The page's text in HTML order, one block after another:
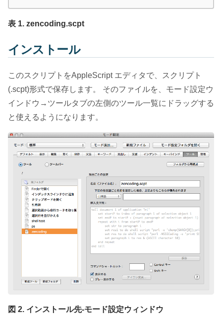
表 1. zencoding.scpt
インストール
このスクリプトをAppleScript エディタで、スクリプト
(.scpt)形式で保存します。 そのファイルを、モード設定ウ
インドウ→ツールタブの左側のツール一覧にドラッグする
と使えるようになります。
図 2. インストール先-モード設定ウィンドウ